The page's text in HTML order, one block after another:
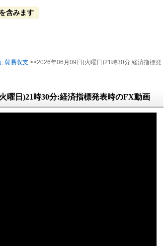
含みます
, 貿易収支 >>2026年06月09日(火曜日)21時30分:経済指標発
曜日)21時30分:経済指標発表時のFX動画